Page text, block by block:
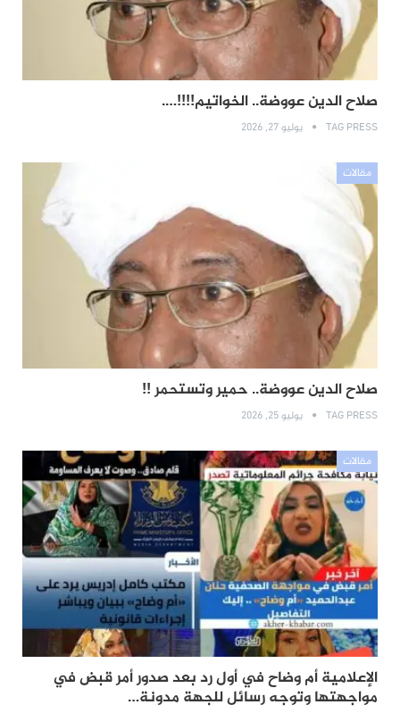
صلاح الدين عووضة.. الخواتيم!!!!….
TAG PRESS يوليو 27, 2026
مقالات
صلاح الدين عووضة.. حمير وتستحمر !!
TAG PRESS يوليو 25, 2026
مقالات
الإعلامية أم وضاح في أول رد بعد صدور أمر قبض في
مواجهتها وتوجه رسائل للجهة مدونة…